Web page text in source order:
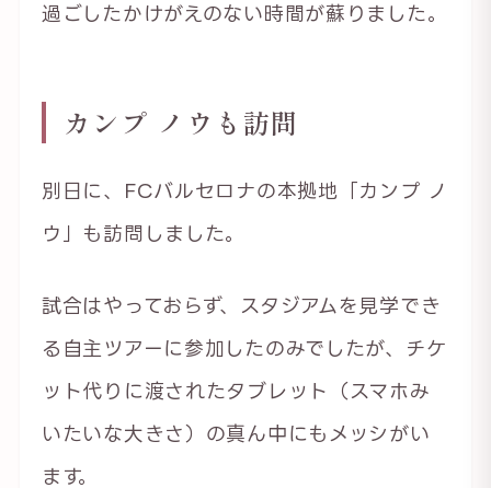
過ごしたかけがえのない時間が蘇りました。
カンプ ノウも訪問
別日に、FCバルセロナの本拠地「カンプ ノ
ウ」も訪問しました。
試合はやっておらず、スタジアムを見学でき
る自主ツアーに参加したのみでしたが、チケ
ット代りに渡されたタブレット（スマホみ
いたいな大きさ）の真ん中にもメッシがい
ます。